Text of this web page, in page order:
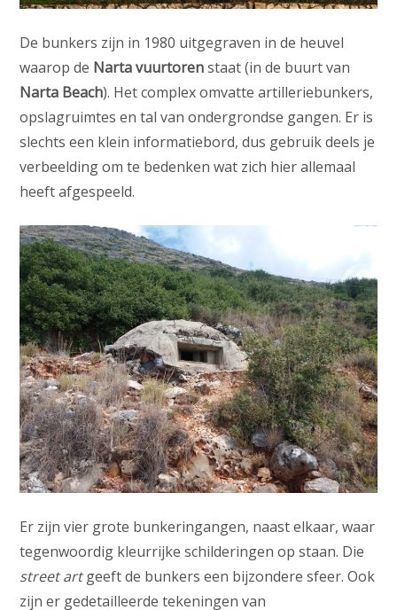
De bunkers zijn in 1980 uitgegraven in de heuvel
waarop de Narta vuurtorenstaat (in de buurt van
Narta Beach). Het complex omvatte artilleriebunkers,
opslagruimtes en tal van ondergrondse gangen. Er is
slechts een klein informatiebord, dus gebruik deels je
verbeelding om te bedenken wat zich hier allemaal
heeft afgespeeld.
Er zijn vier grote bunkeringangen, naast elkaar, waar
tegenwoordig kleurrijke schilderingen op staan. Die
street artgeeft de bunkers een bijzondere sfeer. Ook
zijn er gedetailleerde tekeningen van